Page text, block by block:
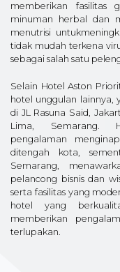
memberikan fasilitas
minuman herbal dan
menutrisi
tidak mudah terkena
sebagai salah satu
Selain Hotel Aston
hotel unggulan lainnya,
di JL Rasuna Said,
Lima, Semarang.
pengalaman
ditengah kota,
Semarang,
pelancong bisnis dan
serta fasilitas yang
hotel yang
memberikan
terlupakan.